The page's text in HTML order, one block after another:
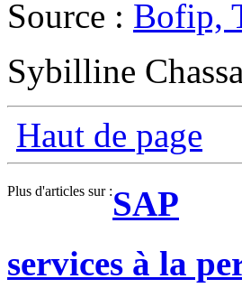
Source : Bofip,
Sybilline
Haut de page
Plus d'articles sur :SAP
services à la